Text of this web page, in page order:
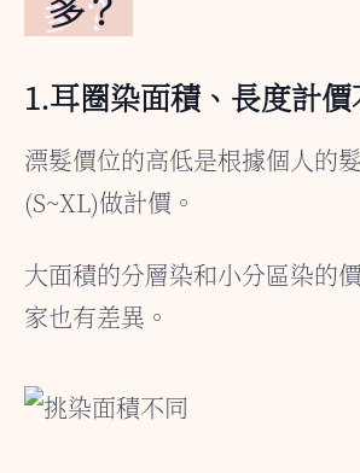
1.耳圈染面積、長度計價
漂髮價位的高低是根據個人的
(S~XL)做計價。
大面積的分層染和小分區染的
家也有差異。